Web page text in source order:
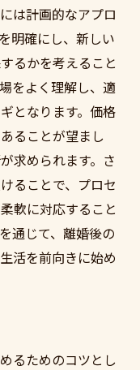
は計画的なアプロ
明確にし、新しい
るかを考えること
をよく理解し、適
となります。価格
ることが望まし
求められます。さ
ることで、プロセ
軟に対応すること
通じて、離婚後の
活を前向きに始め
るためのコツとし